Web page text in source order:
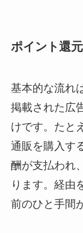
ポイント還
基本的な流れ
掲載された広
けです。たと
通販を購入す
酬が支払われ
ります。経由
前のひと手間